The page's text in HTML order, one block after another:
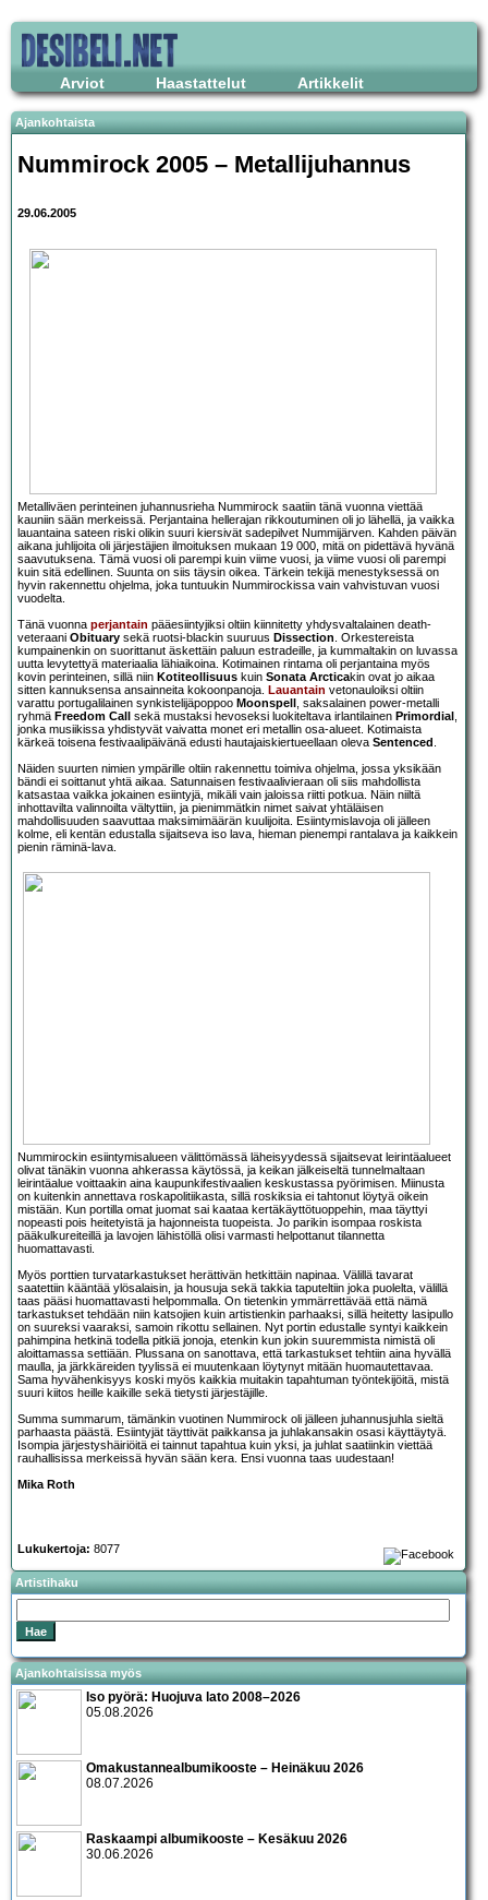
Arviot Haastattelut Artikkelit
Ajankohtaista
Nummirock 2005 – Metallijuhannus
29.06.2005
Metalliväen perinteinen juhannusrieha Nummirock saatiin tänä vuonna viettää
kauniin sään merkeissä. Perjantaina hellerajan rikkoutuminen oli jo lähellä, ja vaikka
lauantaina sateen riski olikin suuri kiersivät sadepilvet Nummijärven. Kahden päivän
aikana juhlijoita oli järjestäjien ilmoituksen mukaan 19 000, mitä on pidettävä hyvänä
saavutuksena. Tämä vuosi oli parempi kuin viime vuosi, ja viime vuosi oli parempi
kuin sitä edellinen. Suunta on siis täysin oikea. Tärkein tekijä menestyksessä on
hyvin rakennettu ohjelma, joka tuntuukin Nummirockissa vain vahvistuvan vuosi
vuodelta.
Tänä vuonna perjantain pääesiintyjiksi oltiin kiinnitetty yhdysvaltalainen death-
veteraani Obituary sekä ruotsi-blackin suuruus Dissection. Orkestereista
kumpainenkin on suorittanut äskettäin paluun estradeille, ja kummaltakin on luvassa
uutta levytettyä materiaalia lähiaikoina. Kotimainen rintama oli perjantaina myös
kovin perinteinen, sillä niin Kotiteollisuus kuin Sonata Arcticakin ovat jo aikaa
sitten kannuksensa ansainneita kokoonpanoja. Lauantain vetonauloiksi oltiin
varattu portugalilainen synkistelijäpoppoo Moonspell , saksalainen power-metalli
ryhmä Freedom Call sekä mustaksi hevoseksi luokiteltava irlantilainen Primordial ,
jonka musiikissa yhdistyvät vaivatta monet eri metallin osa-alueet. Kotimaista
kärkeä toisena festivaalipäivänä edusti hautajaiskiertueellaan oleva Sentenced .
Näiden suurten nimien ympärille oltiin rakennettu toimiva ohjelma, jossa yksikään
bändi ei soittanut yhtä aikaa. Satunnaisen festivaalivieraan oli siis mahdollista
katsastaa vaikka jokainen esiintyjä, mikäli vain jaloissa riitti potkua. Näin niiltä
inhottavilta valinnoilta vältyttiin, ja pienimmätkin nimet saivat yhtäläisen
mahdollisuuden saavuttaa maksimimäärän kuulijoita. Esiintymislavoja oli jälleen
kolme, eli kentän edustalla sijaitseva iso lava, hieman pienempi rantalava ja kaikkein
pienin räminä-lava.
Nummirockin esiintymisalueen välittömässä läheisyydessä sijaitsevat leirintäalueet
olivat tänäkin vuonna ahkerassa käytössä, ja keikan jälkeiseltä tunnelmaltaan
leirintäalue voittaakin aina kaupunkifestivaalien keskustassa pyörimisen. Miinusta
on kuitenkin annettava roskapolitiikasta, sillä roskiksia ei tahtonut löytyä oikein
mistään. Kun portilla omat juomat sai kaataa kertäkäyttötuoppehin, maa täyttyi
nopeasti pois heitetyistä ja hajonneista tuopeista. Jo parikin isompaa roskista
pääkulkureiteillä ja lavojen lähistöllä olisi varmasti helpottanut tilannetta
huomattavasti.
Myös porttien turvatarkastukset herättivän hetkittäin napinaa. Välillä tavarat
saatettiin kääntää ylösalaisin, ja housuja sekä takkia taputeltiin joka puolelta, välillä
taas pääsi huomattavasti helpommalla. On tietenkin ymmärrettävää että nämä
tarkastukset tehdään niin katsojien kuin artistienkin parhaaksi, sillä heitetty lasipullo
on suureksi vaaraksi, samoin rikottu sellainen. Nyt portin edustalle syntyi kaikkein
pahimpina hetkinä todella pitkiä jonoja, etenkin kun jokin suuremmista nimistä oli
aloittamassa settiään. Plussana on sanottava, että tarkastukset tehtiin aina hyvällä
maulla, ja järkkäreiden tyylissä ei muutenkaan löytynyt mitään huomautettavaa.
Sama hyvähenkisyys koski myös kaikkia muitakin tapahtuman työntekijöitä, mistä
suuri kiitos heille kaikille sekä tietysti järjestäjille.
Summa summarum, tämänkin vuotinen Nummirock oli jälleen juhannusjuhla sieltä
parhaasta päästä. Esiintyjät täyttivät paikkansa ja juhlakansakin osasi käyttäytyä.
Isompia järjestyshäiriöitä ei tainnut tapahtua kuin yksi, ja juhlat saatiinkin viettää
rauhallisissa merkeissä hyvän sään kera. Ensi vuonna taas uudestaan!
Mika Roth
Lukukertoja: 8077
Artistihaku
Ajankohtaisissa myös
Iso pyörä: Huojuva lato 2008–2026
05.08.2026
Omakustannealbumikooste – Heinäkuu 2026
08.07.2026
Raskaampi albumikooste – Kesäkuu 2026
30.06.2026